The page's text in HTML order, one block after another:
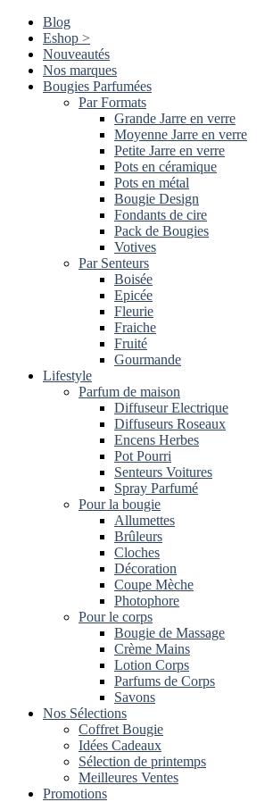
Blog
Eshop >
Nouveautés
Nos marques
Bougies Parfumées
Par Formats
Grande Jarre en verre
Moyenne Jarre en verre
Petite Jarre en verre
Pots en céramique
Pots en métal
Bougie Design
Fondants de cire
Pack de Bougies
Votives
Par Senteurs
Boisée
Epicée
Fleurie
Fraiche
Fruité
Gourmande
Lifestyle
Parfum de maison
Diffuseur Electrique
Diffuseurs Roseaux
Encens Herbes
Pot Pourri
Senteurs Voitures
Spray Parfumé
Pour la bougie
Allumettes
Brûleurs
Cloches
Décoration
Coupe Mèche
Photophore
Pour le corps
Bougie de Massage
Crème Mains
Lotion Corps
Parfums de Corps
Savons
Nos Sélections
Coffret Bougie
Idées Cadeaux
Sélection de printemps
Meilleures Ventes
Promotions